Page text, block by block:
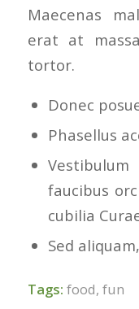
Maecenas
erat at
tortor.
Donec
Phasellus
faucibus
cubilia
Sed
Tags: food, fun